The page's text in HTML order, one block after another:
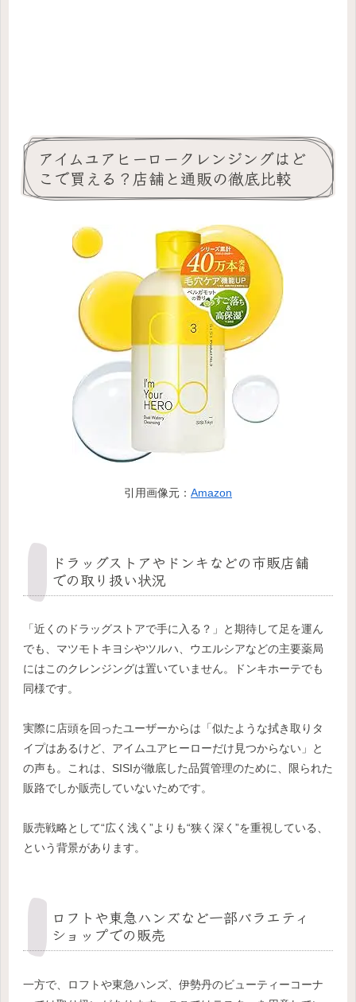
アイムユアヒーロークレンジングはど
こで買える？店舗と通販の徹底比較
引用画像元： Amazon
ドラッグストアやドンキなどの市販店舗
での取り扱い状況
「近くのドラッグストアで手に入る？」と期待して足を運ん
でも、マツモトキヨシやツルハ、ウエルシアなどの主要薬局
にはこのクレンジングは置いていません。ドンキホーテでも
同様です。
実際に店頭を回ったユーザーからは「似たような拭き取りタ
イプはあるけど、アイムユアヒーローだけ見つからない」と
の声も。これは、SISIが徹底した品質管理のために、限られた
販路でしか販売していないためです。
販売戦略として“広く浅く”よりも“狭く深く”を重視している、
という背景があります。
ロフトや東急ハンズなど一部バラエティ
ショップでの販売
一方で、ロフトや東急ハンズ、伊勢丹のビューティーコーナ